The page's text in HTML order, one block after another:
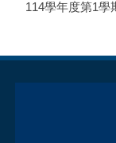
114學年度第1學